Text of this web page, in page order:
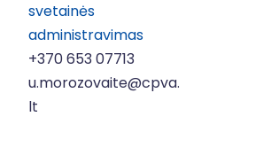
svetainės
administravimas
+370 653 07713
u.morozovaite@cpva.
lt